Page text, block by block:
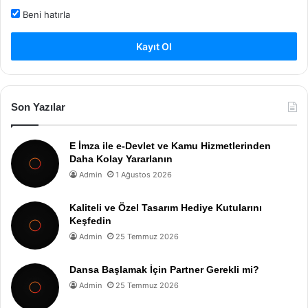
Beni hatırla
Kayıt Ol
Son Yazılar
E İmza ile e-Devlet ve Kamu Hizmetlerinden
Daha Kolay Yararlanın
Admin 1 Ağustos 2026
Kaliteli ve Özel Tasarım Hediye Kutularını
Keşfedin
Admin 25 Temmuz 2026
Dansa Başlamak İçin Partner Gerekli mi?
Admin 25 Temmuz 2026